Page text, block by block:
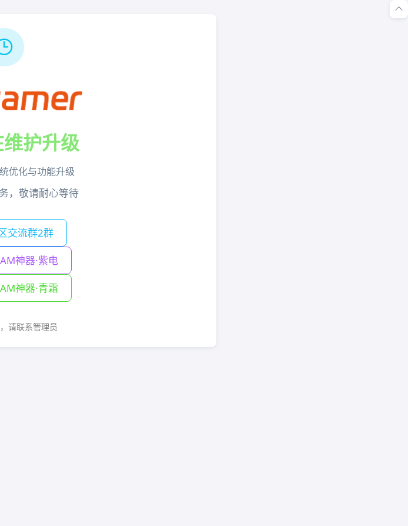
护升级
优化与功能升级
，敬请耐心等待
交流群2群
神器·紫电
神器·青霜
请联系管理员